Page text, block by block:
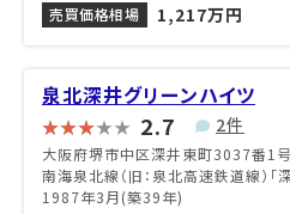
売買価格相場
1,217万円
泉北深井グリーンハイツ
2.7 2件
大阪府堺市中区深井東町3037番1号
南海泉北線（旧：泉北高速鉄道線）「
1987年3月(築39年)